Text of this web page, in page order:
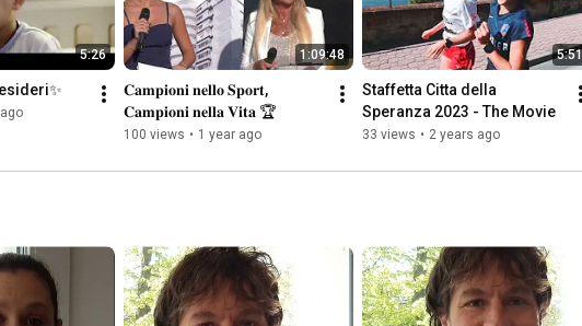
5:26 1:09:48
𝐂𝐚𝐦𝐩𝐢𝐨𝐧𝐢 𝐧𝐞𝐥𝐥𝐨 𝐒𝐩𝐨𝐫𝐭,
𝐂𝐚𝐦𝐩𝐢𝐨𝐧𝐢 𝐧𝐞𝐥𝐥𝐚 𝐕𝐢𝐭𝐚 🏆
100 views • 1 year ago
5:51
Staffetta Citta della
Speranza 2023 - The Movie
33 views • 2 years ago